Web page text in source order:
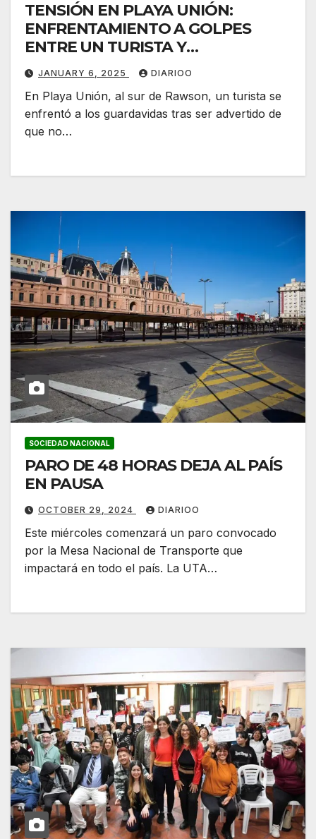
TENSIÓN EN PLAYA UNIÓN:
ENFRENTAMIENTO A GOLPES
ENTRE UN TURISTA Y
GUARDAVIDAS
JANUARY 6, 2025 DIARIOO
En Playa Unión, al sur de Rawson, un turista se
enfrentó a los guardavidas tras ser advertido de
que no…
SOCIEDAD NACIONAL
PARO DE 48 HORAS DEJA AL PAÍS
EN PAUSA
OCTOBER 29, 2024 DIARIOO
Este miércoles comenzará un paro convocado
por la Mesa Nacional de Transporte que
impactará en todo el país. La UTA…